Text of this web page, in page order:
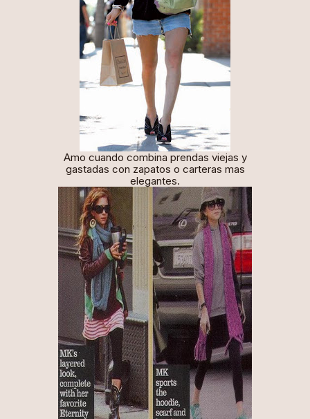
Amo cuando combina prendas viejas y
gastadas con zapatos o carteras mas
elegantes.